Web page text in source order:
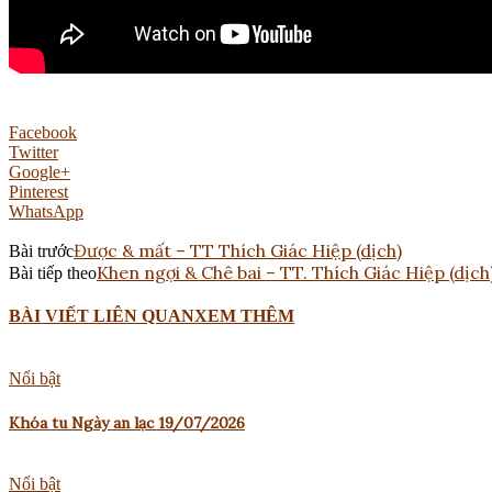
Facebook
Twitter
Google+
Pinterest
WhatsApp
Bài trướcĐược & mất – TT Thích Giác Hiệp (dịch)
Bài tiếp theoKhen ngợi & Chê bai – TT. Thích Giác Hiệp
BÀI VIẾT LIÊN QUANXEM THÊM
Nổi bật
Khóa tu Ngày an lạc 19/07/2026
Nổi bật